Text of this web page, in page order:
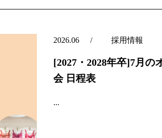
2026.06 採用情報
[2027・2028年卒]7月の
会 日程表
...